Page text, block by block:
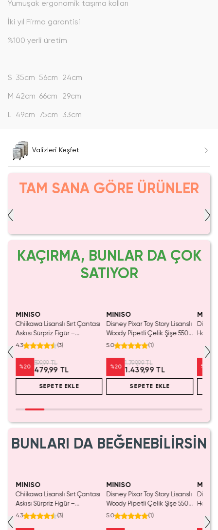
Yumuşak ergonomik taşıma kolları
İki yıl Firma garantisi
%100 yerli üretim
S 35cm 56cm 24cm
M 42cm 66cm 29cm
L 49cm 75cm 33cm
Valizleri Keşfet
TAM SANA GÖRE ÜRÜNLER
KAÇIRMA, BUNLAR DA ÇOK
SATIYOR
MINISO
Chiikawa Lisanslı Sırt Çantası
Askısı Sürpriz Figür –
Koleksiyonluk Blind Box
4.3 (3)
%20
599,99 TL
479,99 TL
SEPETE EKLE
MINISO
Disney Pixar Toy Story Lisanslı
Woody Pipetli Çelik Şişe 550
mL – Saplı Tasarım
5.0 (1)
%20
1.799,99 TL
1.439,99 TL
SEPETE EKLE
Disney
%
BUNLARI DA BEĞENEBİLİRSİN
MINISO
Chiikawa Lisanslı Sırt Çantası
Askısı Sürpriz Figür –
Koleksiyonluk Blind Box
4.3 (3)
MINISO
Disney Pixar Toy Story Lisanslı
Woody Pipetli Çelik Şişe 550
mL – Saplı Tasarım
5.0 (1)
Disney